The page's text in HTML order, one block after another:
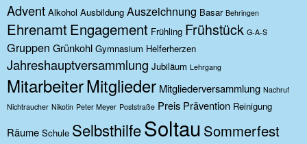
Advent Alkohol Ausbildung Auszeichnung Basar Behringen
EhrenamtEngagement Frühling Frühstück G-A-S
Gruppen Grünkohl Gymnasium Helferherzen
Jahreshauptversammlung Jubiläum Lehrgang
MitarbeiterMitglieder Mitgliederversammlung Nachruf
Nichtraucher Nikotin Peter Meyer Poststraße Preis Prävention Reinigung
Räume Schule SelbsthilfeSoltau Sommerfest